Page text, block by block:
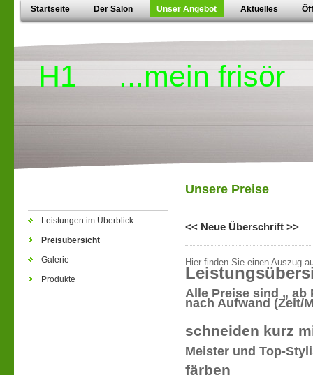
Startseite Der Salon Unser Angebot Aktuelles
H1 ...mein frisör
Leistungen im Überblick
Preisübersicht
Galerie
Produkte
Unsere Preise
<< Neue Überschrift >>
Hier finden Sie einen Auszug
Alle Preise sind „ ab
nach Aufwand (Zeit/
schneiden kurz
Meister und Top-
färben